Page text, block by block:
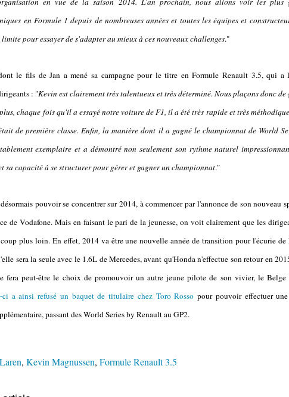
en Formule 1 depuis de nombreuses années et toutes les équipes et
pour essayer de s'adapter au mieux à ces nouveaux challenges."
le fils de Jan a mené sa campagne pour le titre en Formule Renault 3.5, qui a
: "Kevin est clairement très talentueux et très déterminé. Nous plaçons donc de
chaque fois qu'il a essayé notre voiture de F1, il a été très rapide et très
de première classe. Enfin, la manière dont il a gagné le championnat de World
exemplaire et a démontré non seulement son rythme naturel
sa capacité à se structurer pour gérer et gagner un championnat."
pouvoir se concentrer sur 2014, à commencer par l'annonce de son nouveau
de Vodafone. Mais en faisant le pari de la jeunesse, on voit clairement que les
plus loin. En effet, 2014 va être une nouvelle année de transition pour l'écurie
sera la seule avec le 1.6L de Mercedes, avant qu'Honda n'effectue son retour en
fera peut-être le choix de promouvoir un autre jeune pilote de son vivier, le Belge
ci a ainsi refusé un baquet de titulaire chez Toro Rosso pour pouvoir effectuer
passant des World Series by Renault au GP2.
, Kevin Magnussen, Formule Renault 3.5